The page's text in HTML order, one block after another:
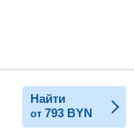
Найти
от 793 BYN